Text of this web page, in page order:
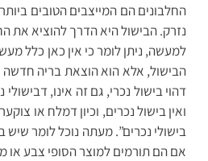
החלבונים הם המייצבים הטובים
נזרק. הבישול היא הדרך להוציא את
למעשה, ניתן לומר כי אין כאן כלל
הבישול, אלא הוא הוצאת בריה חדשה
דהוי בישול נכרי, גם זה אינו,
ואין בישול נכרים, וכיון דמלח או
בישולי נכרים”. מעתה נוכל לומר
אם הם תורמים למוצר הסופי צבע או